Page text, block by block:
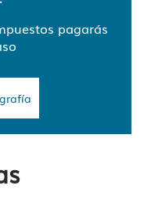
pagarás